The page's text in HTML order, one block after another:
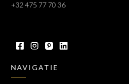
+32 475 77 70 36
NAVIGATIE